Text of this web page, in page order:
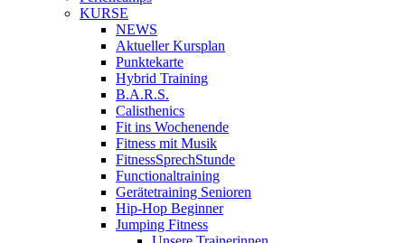
KURSE
NEWS
Aktueller Kursplan
Punktekarte
Hybrid Training
B.A.R.S.
Calisthenics
Fit ins Wochenende
Fitness mit Musik
FitnessSprechStunde
Functionaltraining
Gerätetraining Senioren
Hip-Hop Beginner
Jumping Fitness